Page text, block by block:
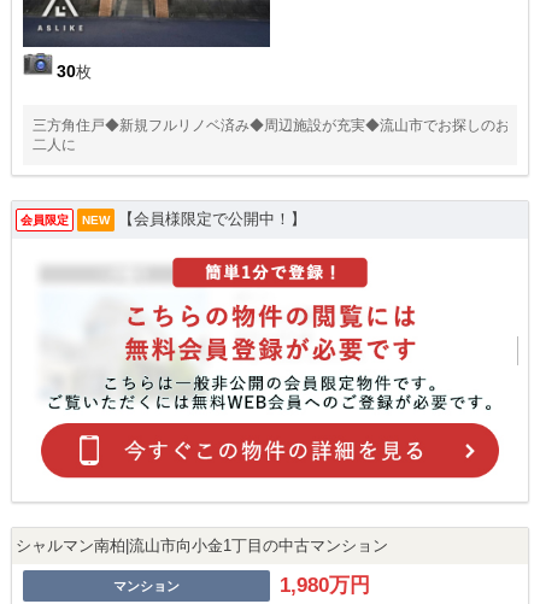
30枚
三方角住戸◆新規フルリノベ済み◆周辺施設が充実◆流山市でお探しのお
二人に
会員限定 NEW 【会員様限定で公開中！】
シャルマン南柏|流山市向小金1丁目の中古マンション
マンション 1,980万円